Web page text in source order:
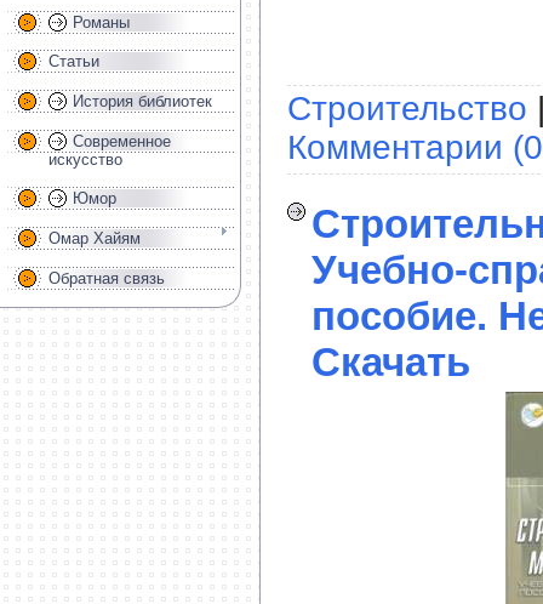
Романы
Статьи
История библиотек
Современное
искусство
Юмор
Омар Хайям
Обратная связь
Строительство
Комментарии
Учебно-
пособие.
Скачать